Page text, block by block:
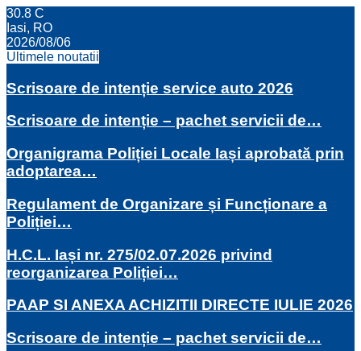
30.8 C
Iasi, RO
2026/08/06
Ultimele noutatii
Scrisoare de intenție service auto 2026
Scrisoare de intenție – pachet servicii de…
Organigrama Poliției Locale Iași aprobată prin
adoptarea…
Regulament de Organizare și Funcționare a
Poliției…
H.C.L. Iași nr. 275/02.07.2026 privind
reorganizarea Poliției…
PAAP SI ANEXA ACHIZITII DIRECTE IULIE 2026
Scrisoare de intenție – pachet servicii de…